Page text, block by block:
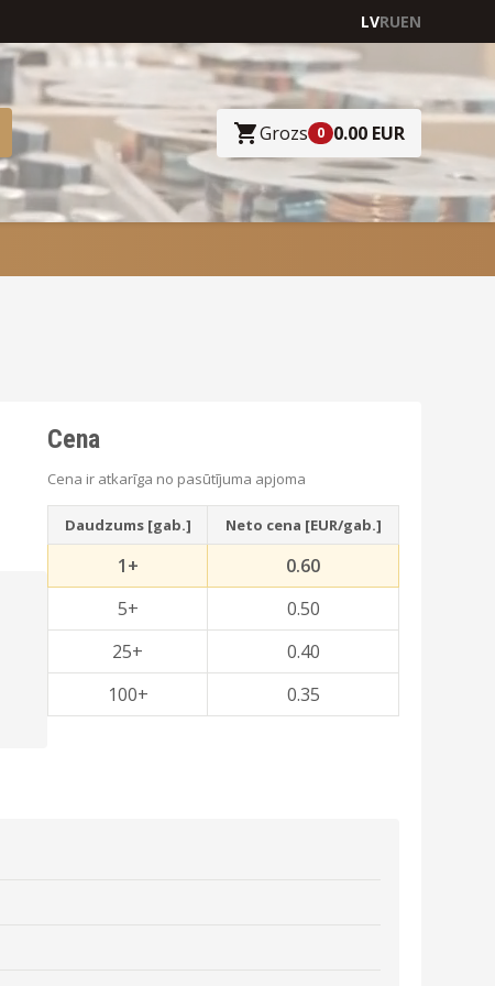
LVRUEN
Grozs 0 0.00 EUR
Cena
Cena ir atkarīga no pasūtījuma apjoma
Daudzums [gab.] Neto cena [EUR/gab.]
1+
0.60
5+
0.50
25+
0.40
100+
0.35